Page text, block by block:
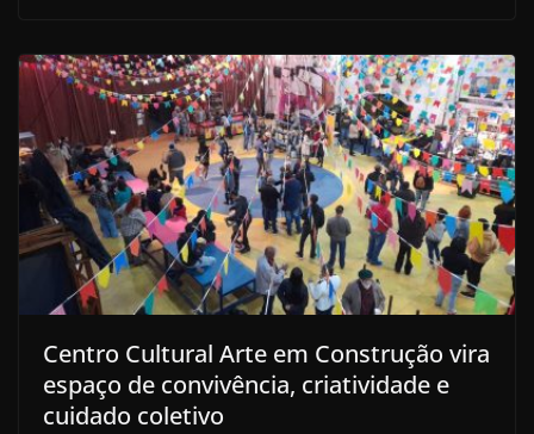
Centro Cultural Arte em Construção vira
espaço de convivência, criatividade e
cuidado coletivo